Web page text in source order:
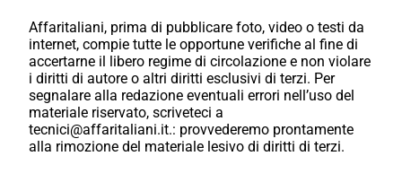
Affaritaliani, prima di pubblicare foto, video o testi da
internet, compie tutte le opportune verifiche al fine di
accertarne il libero regime di circolazione e non violare
i diritti di autore o altri diritti esclusivi di terzi. Per
segnalare alla redazione eventuali errori nell’uso del
materiale riservato, scriveteci a
tecnici@affaritaliani.it.: provvederemo prontamente
alla rimozione del materiale lesivo di diritti di terzi.